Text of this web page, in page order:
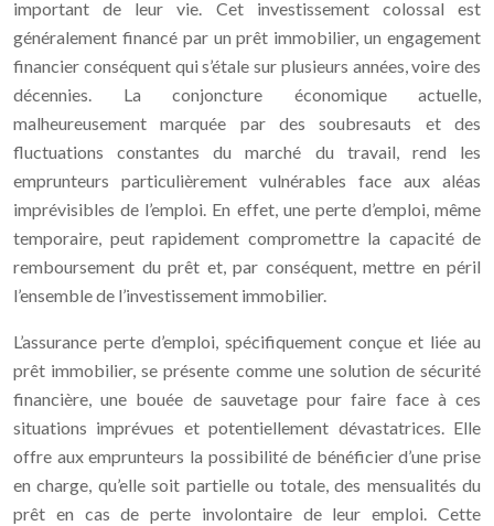
important de leur vie. Cet investissement colossal est
généralement financé par un prêt immobilier, un engagement
financier conséquent qui s’étale sur plusieurs années, voire des
décennies. La conjoncture économique actuelle,
malheureusement marquée par des soubresauts et des
fluctuations constantes du marché du travail, rend les
emprunteurs particulièrement vulnérables face aux aléas
imprévisibles de l’emploi. En effet, une perte d’emploi, même
temporaire, peut rapidement compromettre la capacité de
remboursement du prêt et, par conséquent, mettre en péril
l’ensemble de l’investissement immobilier.
L’assurance perte d’emploi, spécifiquement conçue et liée au
prêt immobilier, se présente comme une solution de sécurité
financière, une bouée de sauvetage pour faire face à ces
situations imprévues et potentiellement dévastatrices. Elle
offre aux emprunteurs la possibilité de bénéficier d’une prise
en charge, qu’elle soit partielle ou totale, des mensualités du
prêt en cas de perte involontaire de leur emploi. Cette